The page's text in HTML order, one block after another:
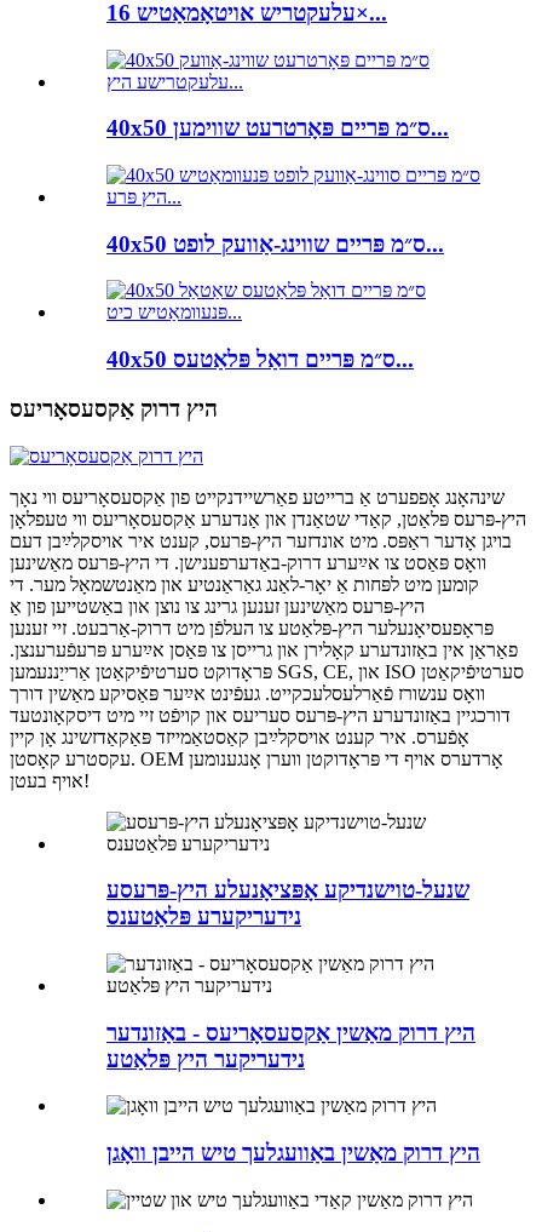
עלעקטריש אויטאָמאַטיש 16×...
40x50 ס״מ פּריים פּאָרטרעט שווימען...
40x50 ס״מ פּריים שווינג-אַוועק לופט...
40x50 ס״מ פּריים דואַל פּלאַטעס...
היץ דרוק אַקסעסאָריעס
שינהאָנג אָפפערט אַ ברייטע פאַרשיידנקייט פון אַקסעסאָריעס ווי נאָך
היץ-פּרעס פּלאַטן, קאַדי שטאַנדן און אַנדערע אַקסעסאָריעס ווי טעפלאָן
בויגן אָדער ראַפּס. מיט אונדזער היץ-פּרעס, קענט איר אויסקלײַבן דעם
וואָס פּאַסט צו אײַערע דרוק-באַדערפענישן. די היץ-פּרעס מאַשינען
קומען מיט לפּחות אַ יאָר-לאַנג גאַראַנטיע און מאַנטשמאָל מער. די
היץ-פּרעס מאַשינען זענען גרינג צו נוצן און באַשטייען פון אַ
פּראָפעסיאָנעלער היץ-פּלאַטע צו העלפֿן מיט דרוק-אַרבעט. זיי זענען
פאַראַן אין באַזונדערע קאָלירן און גרייסן צו פּאַסן אײַערע פּרעפֿערענצן.
פּראָדוקט סערטיפֿיקאַטן אַרייַננעמען SGS, CE, און ISO סערטיפֿיקאַטן
וואָס ענשורז פֿאַרלעסלעכקייט. געפֿינט אײַער פּאַסיקע מאַשין דורך
דורכגיין באַזונדערע היץ-פּרעס סעריעס און קויפֿט זיי מיט דיסקאָונטעד
אָפֿערס. איר קענט אויסקלײַבן קאַסטאַמייזד פּאַקאַדזשינג אָן קיין
עקסטרע קאָסטן. OEM אָרדערס אויף די פּראָדוקטן ווערן אָנגענומען
אויף בעטן!
שנעל-טוישנדיקע אָפּציאָנעלע היץ-פּרעסע
נידעריקערע פּלאַטענס
היץ דרוק מאַשין אַקסעסאָריעס - באַזונדער
נידעריקער היץ פּלאַטע
היץ דרוק מאַשין באַוועגלעך טיש הייבן וואָגן